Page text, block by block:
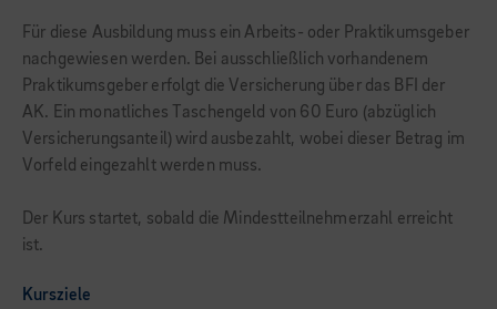
Für diese Ausbildung muss ein Arbeits- oder Praktikumsgeber
nachgewiesen werden. Bei ausschließlich vorhandenem
Praktikumsgeber erfolgt die Versicherung über das BFI der
AK. Ein monatliches Taschengeld von 60 Euro (abzüglich
Versicherungsanteil) wird ausbezahlt, wobei dieser Betrag im
Vorfeld eingezahlt werden muss.
Der Kurs startet, sobald die Mindestteilnehmerzahl erreicht
ist.
Kursziele